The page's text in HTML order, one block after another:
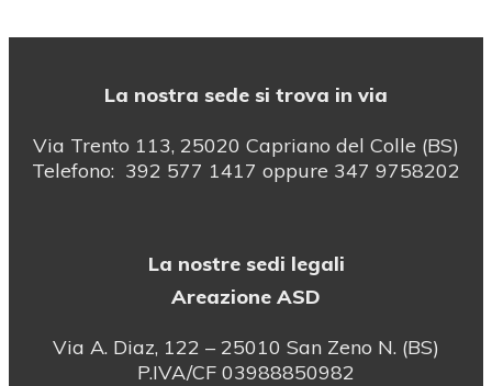
La nostra sede si trova in via
Via Trento 113, 25020 Capriano del Colle (BS)
Telefono: 392 577 1417 oppure 347 9758202
La nostre sedi legali
Areazione ASD
Via A. Diaz, 122 – 25010 San Zeno N. (BS)
P.IVA/CF 03988850982